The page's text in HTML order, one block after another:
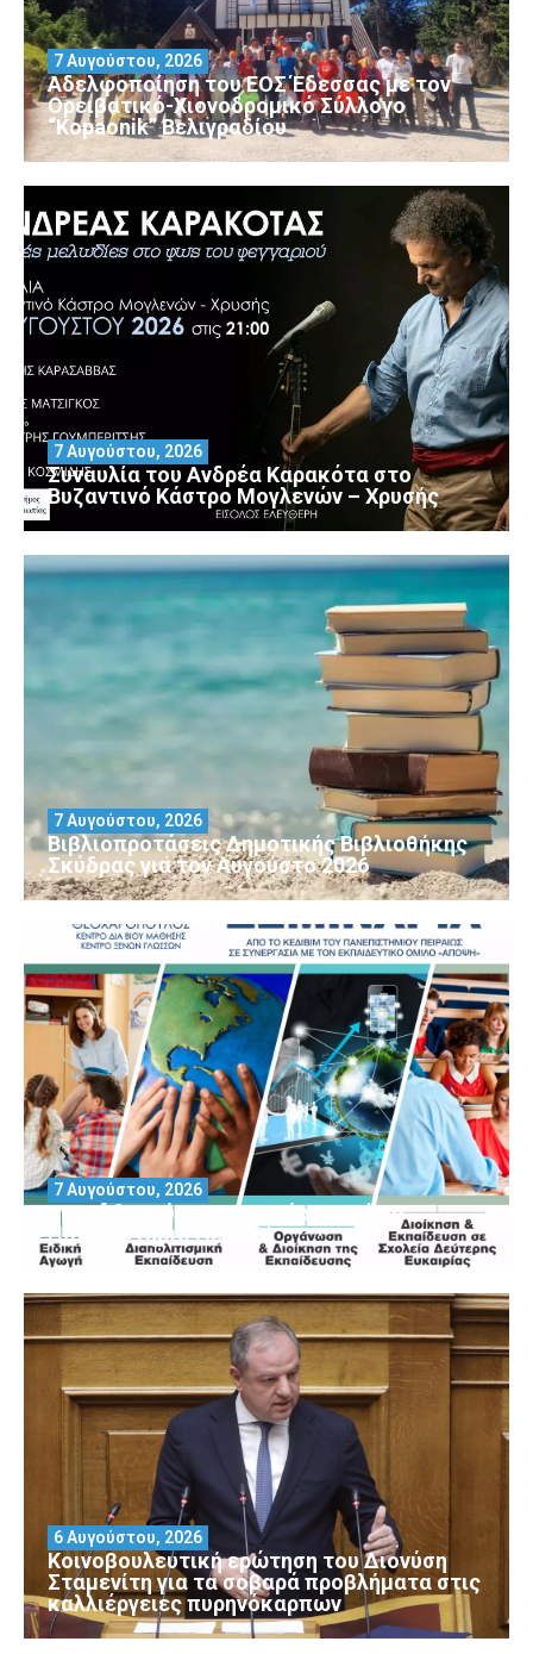
Αδελφοποίηση του ΕΟΣ Έδεσσας με τον
Ορειβατικό-Χιονοδρομικό Σύλλογο
“Kopaonik” Βελιγραδίου
7 Αυγούστου, 2026
Συναυλία του Ανδρέα Καρακότα στο
Βυζαντινό Κάστρο Μογλενών – Χρυσής
7 Αυγούστου, 2026
Βιβλιοπροτάσεις Δημοτικής Βιβλιοθήκης
Σκύδρας για τον Αύγούστο 2026
7 Αυγούστου, 2026
Μοριοδοτούμενα Σεμινάρια από το
Πανεπιστήμιο Πειραιά
7 Αυγούστου, 2026
Κοινοβουλευτική ερώτηση του Διονύση
Σταμενίτη για τα σοβαρά προβλήματα στις
καλλιέργειες πυρηνόκαρπων
6 Αυγούστου, 2026